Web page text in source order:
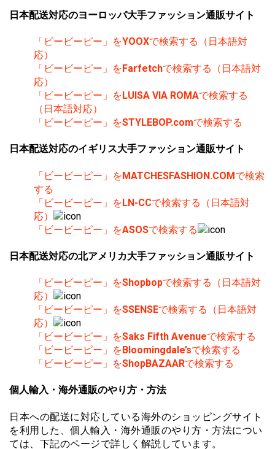
日本配送対応のヨーロッパ大手ファッション通販サイト
「ビービーピー」をYOOXで検索する（日本語対
応）
「ビービーピー」をFarfetchで検索する（日本語対
応）
「ビービーピー」をLUISA VIA ROMAで検索する
（日本語対応）
「ビービーピー」をSTYLEBOP.comで検索する
日本配送対応のイギリス大手ファッション通販サイト
「ビービーピー」をMATCHESFASHION.COMで検索
する
「ビービーピー」をLN-CCで検索する（日本語対
応）
「ビービーピー」をASOSで検索する
日本配送対応の北アメリカ大手ファッション通販サイト
「ビービーピー」をShopbopで検索する（日本語対
応）
「ビービーピー」をSSENSEで検索する（日本語対
応）
「ビービーピー」をSaks Fifth Avenueで検索する
「ビービーピー」をBloomingdale’sで検索する
「ビービーピー」をShopBAZAARで検索する
個人輸入・海外通販のやり方・方法
日本への配送に対応している海外のショッピングサイト
を利用した、個人輸入・海外通販のやり方・方法につい
ては、下記のページで詳しく解説しています。